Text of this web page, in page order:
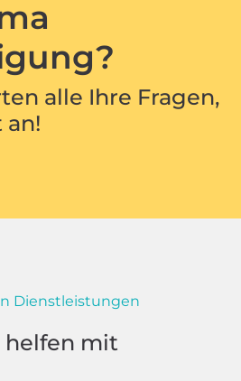
alle Ihre Fragen,
an!
Dienstleistungen
helfen mit